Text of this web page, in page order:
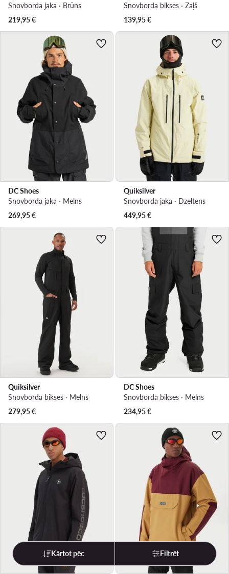
Snovborda jaka · Brūns
219,95€
Snovborda bikses · Zaļš
139,95€
DC Shoes
Snovborda jaka · Melns
269,95€
Quiksilver
Snovborda jaka · Dzeltens
449,95€
Quiksilver
Snovborda bikses · Melns
279,95€
DC Shoes
Snovborda bikses · Melns
234,95€
Kārtot pēc Filtrēt